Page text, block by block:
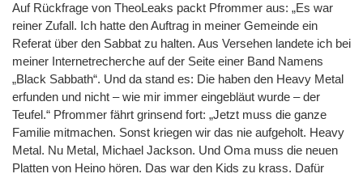
Auf Rückfrage von TheoLeaks packt Pfrommer aus: „Es war
reiner Zufall. Ich hatte den Auftrag in meiner Gemeinde ein
Referat über den Sabbat zu halten. Aus Versehen landete ich bei
meiner Internetrecherche auf der Seite einer Band Namens
„Black Sabbath“. Und da stand es: Die haben den Heavy Metal
erfunden und nicht – wie mir immer eingebläut wurde – der
Teufel.“ Pfrommer fährt grinsend fort: „Jetzt muss die ganze
Familie mitmachen. Sonst kriegen wir das nie aufgeholt. Heavy
Metal. Nu Metal, Michael Jackson. Und Oma muss die neuen
Platten von Heino hören. Das war den Kids zu krass. Dafür